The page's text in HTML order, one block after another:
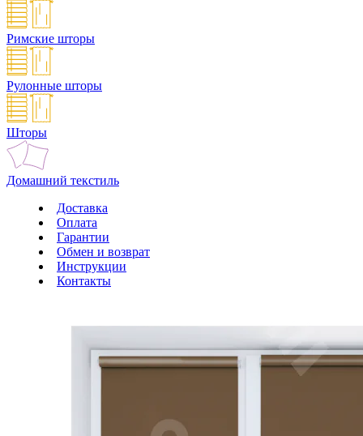
Римские шторы
Рулонные шторы
Шторы
Домашний текстиль
Доставка
Оплата
Гарантии
Обмен и возврат
Инструкции
Контакты